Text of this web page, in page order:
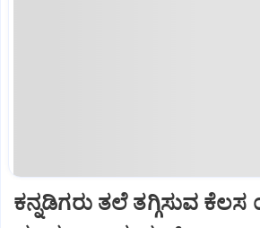
ಕನ್ನಡಿಗರು ತಲೆ ತಗ್ಗಿಸುವ ಕೆಲಸ